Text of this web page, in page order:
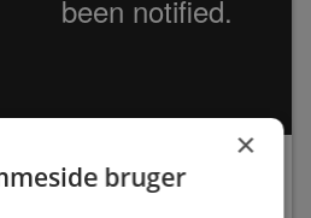
for at jagte muligheden
4 kampes nederlag. Det var to
×
bruger